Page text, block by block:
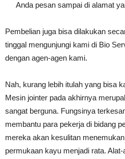
Anda pesan sampai di alamat
Pembelian juga bisa dilakukan
tinggal mengunjungi kami di Bio
dengan agen-agen kami.
Nah, kurang lebih itulah yang bisa
Mesin jointer pada akhirnya
sangat berguna. Fungsinya
membantu para pekerja di bidang
mereka akan kesulitan
permukaan kayu menjadi rata.